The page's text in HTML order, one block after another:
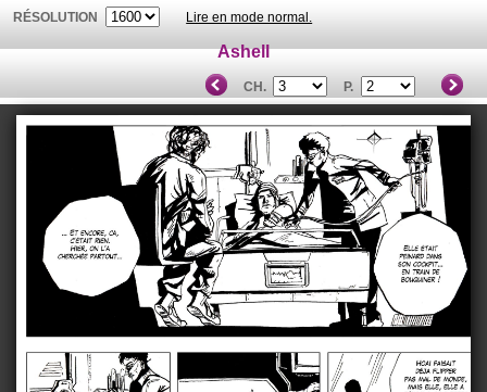
RÉSOLUTION Lire en mode normal.
Ashell
CH. P.